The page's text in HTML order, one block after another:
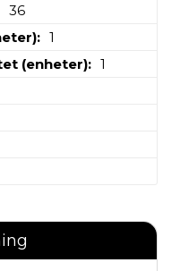
36
1
(enheter)
1